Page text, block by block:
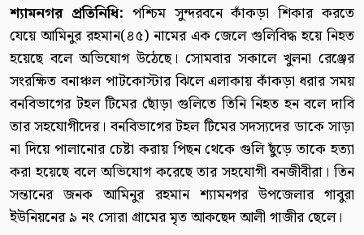
শ্যামনগর প্রতিনিধি: পশ্চিম সুন্দরবনে কাঁকড়া শিকার করতে
যেয়ে আমিনুর রহমান(৪৫) নামের এক জেলে গুলিবিদ্ধ হয়ে নিহত
হয়েছে বলে অভিযোগ উঠেছে। সোমবার সকালে খুলনা রেঞ্জের
সংরক্ষিত বনাঞ্চল পাটকোস্টার ঝিলে এলাকায় কাঁকড়া ধরার সময়
বনবিভাগের টহল টিমের ছোঁড়া গুলিতে তিনি নিহত হন বলে দাবি
তার সহযোগীদের। বনবিভাগের টহল টিমের সদস্যদের ডাকে সাড়া
না দিয়ে পালানোর চেষ্টা করায় পিছন থেকে গুলি ছুঁড়ে তাকে হত্যা
করা হয়েছে বলে অভিযোগ করেছে তার সহযোগী বনজীবীরা। তিন
সন্তানের জনক আমিনুর রহমান শ্যামনগর উপজেলার গাবুরা
ইউনিয়নের ৯ নং সোরা গ্রামের মৃত আকছেদ আলী গাজীর ছেলে।